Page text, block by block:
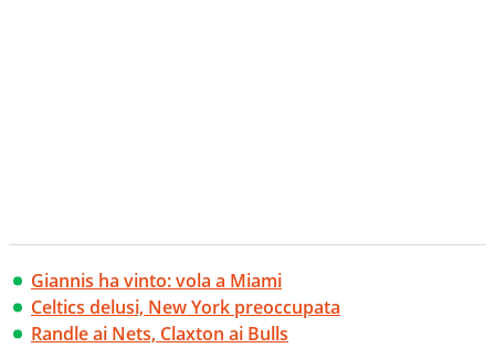
Giannis ha vinto: vola a Miami
Celtics delusi, New York preoccupata
Randle ai Nets, Claxton ai Bulls